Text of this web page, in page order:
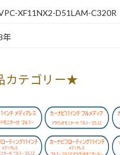
XF11NX2-D51LAM-C320R
年
カテゴリー★